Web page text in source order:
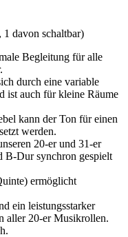
1 davon schaltbar)
Begleitung für alle
durch eine variable
ist auch für kleine Räume
kann der Ton für einen
werden.
20-er und 31-er
B-Dur synchron gespielt
ermöglicht
ein leistungsstarker
aller 20-er Musikrollen.